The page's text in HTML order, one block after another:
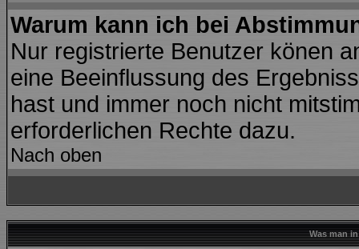
Warum kann ich bei
Nur registrierte Benutzer könen
eine Beeinflussung des
hast und immer noch nicht
erforderlichen Rechte dazu.
Nach oben
Was man